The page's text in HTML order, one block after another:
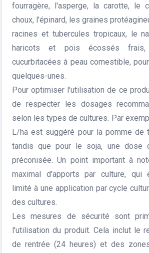
fourragère, l'asperge, la carotte, le
choux, l'épinard, les graines
racines et tubercules tropicaux, le
haricots et pois écossés
cucurbitacées à peau comestible,
quelques-unes.
Pour optimiser l'utilisation de ce
de respecter les dosages
selon les types de cultures. Par
L/ha est suggéré pour la pomme de
tandis que pour le soja, une dose
préconisée. Un point important à
maximal d'apports par culture, qui
limité à une application par cycle
des cultures.
Les mesures de sécurité sont
l'utilisation du produit. Cela inclut le
de rentrée (24 heures) et des